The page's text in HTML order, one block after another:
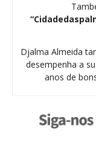
Djalma Almeida
desempenha a
anos de